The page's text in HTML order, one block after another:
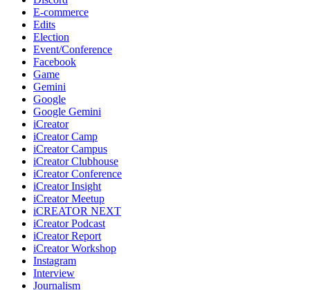
E-commerce
Edits
Election
Event/Conference
Facebook
Game
Gemini
Google
Google Gemini
iCreator
iCreator Camp
iCreator Campus
iCreator Clubhouse
iCreator Conference
iCreator Insight
iCreator Meetup
iCREATOR NEXT
iCreator Podcast
iCreator Report
iCreator Workshop
Instagram
Interview
Journalism